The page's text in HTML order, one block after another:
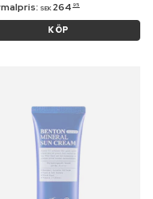
SEK 264 95
KÖP